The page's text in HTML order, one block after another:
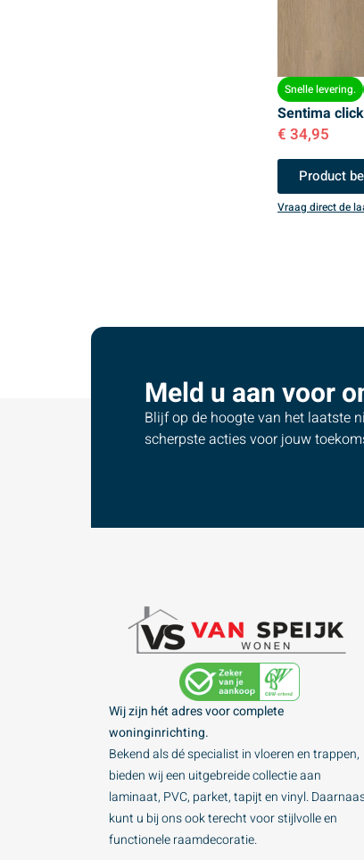
Snelle levering.
Sentima
€ 34,95
Product
Vraag direct de
Meld u aan voor
Blijf op de hoogte van het laatste
scherpste acties voor jouw
Wij zijn hét adres voor complete
woninginrichting.
Bekend als dé specialist in vloeren en trappen,
bieden wij een uitgebreide collectie aan
laminaat, PVC, parket, tapijt en vinyl.
kunt u bij ons ook terecht voor stijlvolle en
functionele raamdecoratie.